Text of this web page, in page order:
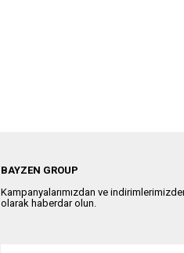
BAYZEN GROUP
Kampanyalarımızdan ve
olarak haberdar olun.